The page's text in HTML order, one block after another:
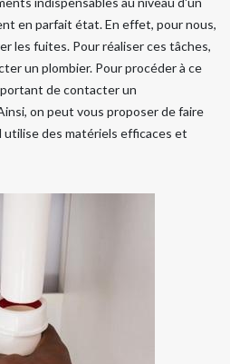
en parfait état. En effet, pour nous,
les fuites. Pour réaliser ces tâches,
un plombier. Pour procéder à ce
de contacter un
on peut vous proposer de faire
utilise des matériels efficaces et